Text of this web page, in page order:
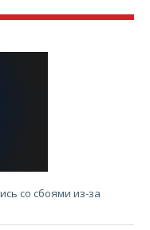
со сбоями из-за